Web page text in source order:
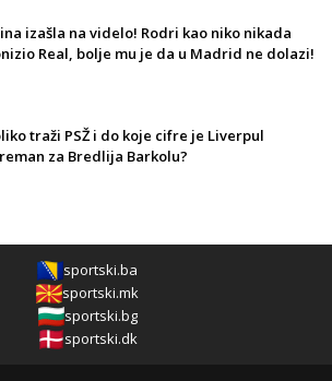
izašla na videlo! Rodri kao niko nikada
Real, bolje mu je da u Madrid ne dolazi!
traži PSŽ i do koje cifre je Liverpul
za Bredlija Barkolu?
sportski.ba
sportski.mk
sportski.bg
sportski.dk